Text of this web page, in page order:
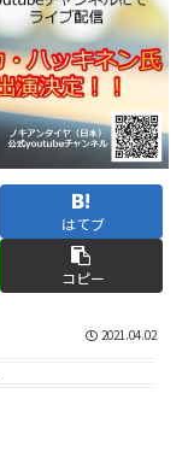
はてブ
コピー
2021.04.02